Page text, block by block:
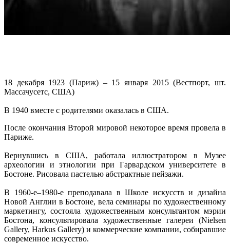
18 декабря 1923 (Париж) – 15 января 2015 (Вестпорт, шт.
Массачусетс, США)
В 1940 вместе с родителями оказалась в США.
После окончания Второй мировой некоторое время провела в
Париже.
Вернувшись в США, работала иллюстратором в Музее
археологии и этнологии при Гарвардском университете в
Бостоне. Рисовала пастелью абстрактные пейзажи.
В 1960-е–1980-е преподавала в Школе искусств и дизайна
Новой Англии в Бостоне, вела семинары по художественному
маркетингу, состояла художественным консультантом мэрии
Бостона, консультировала художественные галереи (Nielsen
Gallery, Harkus Gallery) и коммерческие компании, собиравшие
современное искусство.